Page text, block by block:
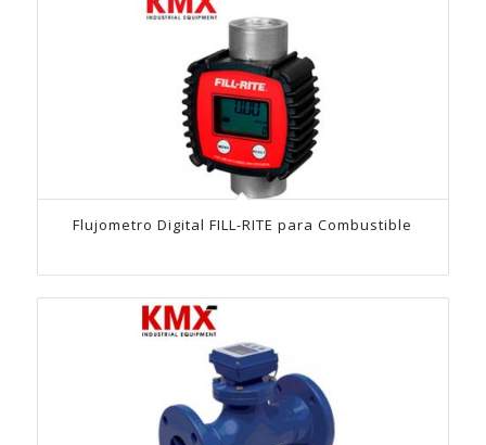
Flujometro Digital FILL-RITE para Combustible